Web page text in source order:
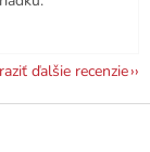
ďalšie recenzie